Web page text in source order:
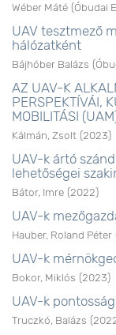
Wéber Máté (Óbudai
UAV tesztmező
hálózatként
Bájhóber Balázs (
AZ UAV-K
PERSPEKTÍVÁI,
MOBILITÁSI
Kálmán, Zsolt (2023)
UAV-k ártó
lehetőségei
Bátor, Imre (2022)
UAV-k
Hauber, Roland Péter
UAV-k
Bokor, Miklós (2023)
UAV-k
Truczkó, Balázs (